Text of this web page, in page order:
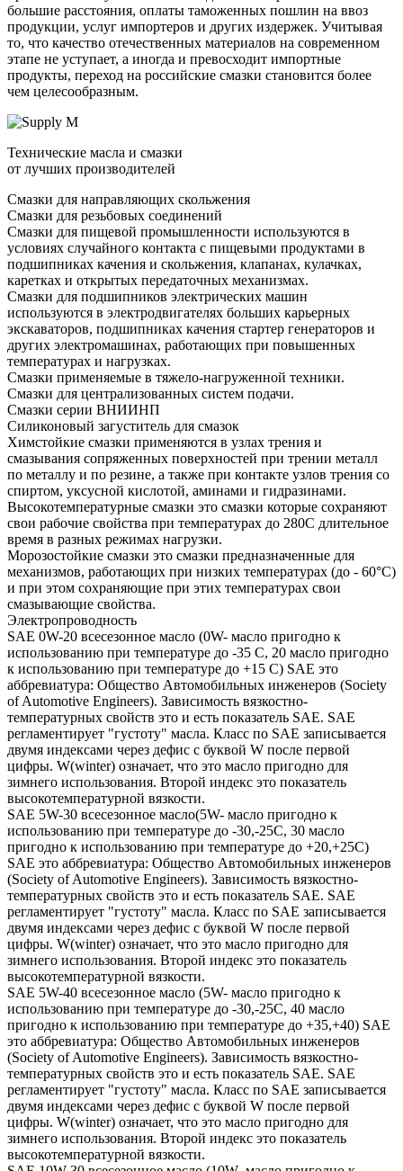
большие расстояния, оплаты таможенных пошлин на ввоз
продукции, услуг импортеров и других издержек. Учитывая
то, что качество отечественных материалов на современном
этапе не уступает, а иногда и превосходит импортные
продукты, переход на российские смазки становится более
чем целесообразным.
Технические масла и смазки
от лучших производителей
Смазки для направляющих скольжения
Смазки для резьбовых соединений
Смазки для пищевой промышленности используются в
условиях случайного контакта с пищевыми продуктами в
подшипниках качения и скольжения, клапанах, кулачках,
каретках и открытых передаточных механизмах.
Смазки для подшипников электрических машин
используются в электродвигателях больших карьерных
экскаваторов, подшипниках качения стартер генераторов и
других электромашинах, работающих при повышенных
температурах и нагрузках.
Смазки применяемые в тяжело-нагруженной техники.
Смазки для централизованных систем подачи.
Смазки серии ВНИИНП
Силиконовый загуститель для смазок
Химстойкие смазки применяются в узлах трения и
смазывания сопряженных поверхностей при трении металл
по металлу и по резине, а также при контакте узлов трения со
спиртом, уксусной кислотой, аминами и гидразинами.
Высокотемпературные смазки это смазки которые сохраняют
свои рабочие свойства при температурах до 280С длительное
время в разных режимах нагрузки.
Морозостойкие смазки это смазки предназначенные для
механизмов, работающих при низких температурах (до - 60°С)
и при этом сохраняющие при этих температурах свои
смазывающие свойства.
Электропроводность
SAE 0W-20 всесезонное масло (0W- масло пригодно к
использованию при температуре до -35 С, 20 масло пригодно
к использованию при температуре до +15 С) SAE это
аббревиатура: Общество Автомобильных инженеров (Society
of Automotive Engineers). Зависимость вязкостно-
температурных свойств это и есть показатель SAE. SAE
регламентирует "густоту" масла. Класс по SAE записывается
двумя индексами через дефис с буквой W после первой
цифры. W(winter) означает, что это масло пригодно для
зимнего использования. Второй индекс это показатель
высокотемпературной вязкости.
SAE 5W-30 всесезонное масло(5W- масло пригодно к
использованию при температуре до -30,-25С, 30 масло
пригодно к использованию при температуре до +20,+25С)
SAE это аббревиатура: Общество Автомобильных инженеров
(Society of Automotive Engineers). Зависимость вязкостно-
температурных свойств это и есть показатель SAE. SAE
регламентирует "густоту" масла. Класс по SAE записывается
двумя индексами через дефис с буквой W после первой
цифры. W(winter) означает, что это масло пригодно для
зимнего использования. Второй индекс это показатель
высокотемпературной вязкости.
SAE 5W-40 всесезонное масло (5W- масло пригодно к
использованию при температуре до -30,-25С, 40 масло
пригодно к использованию при температуре до +35,+40) SAE
это аббревиатура: Общество Автомобильных инженеров
(Society of Automotive Engineers). Зависимость вязкостно-
температурных свойств это и есть показатель SAE. SAE
регламентирует "густоту" масла. Класс по SAE записывается
двумя индексами через дефис с буквой W после первой
цифры. W(winter) означает, что это масло пригодно для
зимнего использования. Второй индекс это показатель
высокотемпературной вязкости.